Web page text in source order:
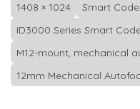
1408 × 1024
Smart
ID3000 Series Smart
M12-mount, mechanical
12mm Mechanical